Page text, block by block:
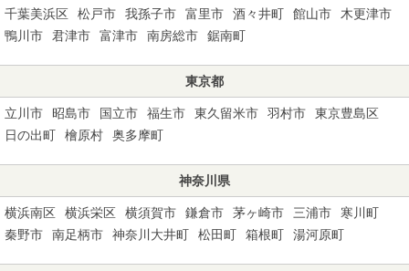
千葉美浜区
松戸市 我孫子市 富里市 酒々井町 館山市
木更津市
鴨川市
君津市 富津市 南房総市 鋸南町
東京都
立川市 昭島市 国立市 福生市 東久留米市 羽村市
東京豊島区
日の出町
檜原村 奥多摩町
神奈川県
横浜南区 横浜栄区 横須賀市 鎌倉市 茅ヶ崎市 三浦市
寒川町
秦野市
南足柄市 神奈川大井町 松田町 箱根町 湯河原町